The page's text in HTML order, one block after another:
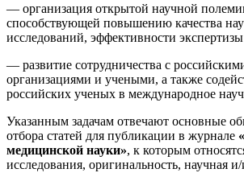
— организация открытой научной
способствующей повышению качества
исследований, эффективности
— развитие сотрудничества с
организациями и учеными, а также
российских ученых в международное
Указанным задачам отвечают основные
отбора статей для публикации в журнале
медицинской науки», к которым
исследования, оригинальность, научная